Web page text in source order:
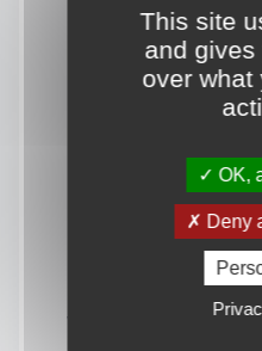
Vous
This site
and
over what
OK,
Deny